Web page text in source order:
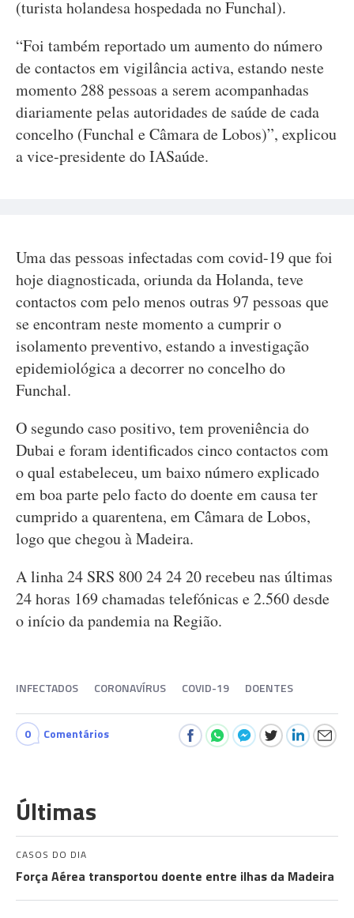
(turista holandesa hospedada no Funchal).
“Foi também reportado um aumento do número
de contactos em vigilância activa, estando neste
momento 288 pessoas a serem acompanhadas
diariamente pelas autoridades de saúde de cada
concelho (Funchal e Câmara de Lobos)”, explicou
a vice-presidente do IASaúde.
Uma das pessoas infectadas com covid-19 que foi
hoje diagnosticada, oriunda da Holanda, teve
contactos com pelo menos outras 97 pessoas que
se encontram neste momento a cumprir o
isolamento preventivo, estando a investigação
epidemiológica a decorrer no concelho do
Funchal.
O segundo caso positivo, tem proveniência do
Dubai e foram identificados cinco contactos com
o qual estabeleceu, um baixo número explicado
em boa parte pelo facto do doente em causa ter
cumprido a quarentena, em Câmara de Lobos,
logo que chegou à Madeira.
A linha 24 SRS 800 24 24 20 recebeu nas últimas
24 horas 169 chamadas telefónicas e 2.560 desde
o início da pandemia na Região.
INFECTADOS CORONAVÍRUS COVID-19 DOENTES
0 Comentários
Últimas
CASOS DO DIA
Força Aérea transportou doente entre ilhas da Madeira